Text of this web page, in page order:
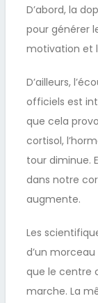
D’abord, la
pour générer
motivation et
D’ailleurs,
officiels est
que cela
cortisol,
tour diminue.
dans notre
augmente.
Les
d’un
que le centre
marche. La